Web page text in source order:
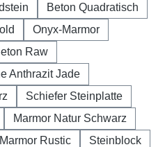
Beton Quadratisch
Onyx-Marmor
Raw
Anthrazit Jade
Schiefer Steinplatte
Marmor Natur Schwarz
Marmor Rustic
Steinblock